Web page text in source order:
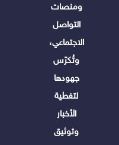
ومنصات
التواصل
الاجتماعي،
وتُكرّس
جهودها
لتغطية
الأخبار
وتوثيق